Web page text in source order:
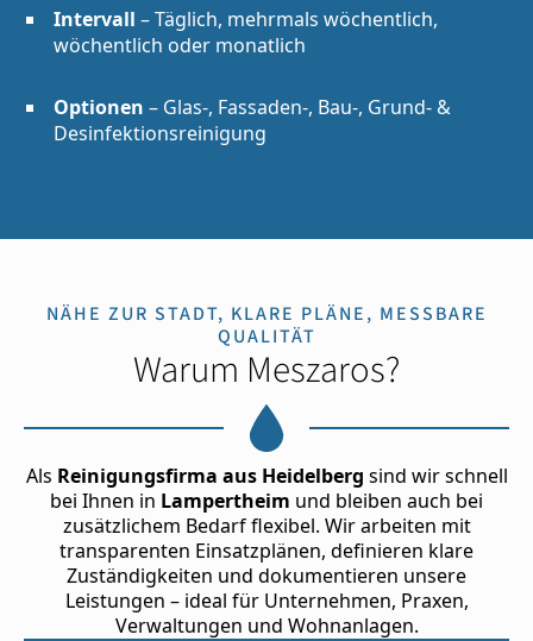
Intervall – Täglich, mehrmals wöchentlich,
wöchentlich oder monatlich
Optionen – Glas-, Fassaden-, Bau-, Grund- &
Desinfektionsreinigung
NÄHE ZUR STADT, KLARE PLÄNE, MESSBARE
QUALITÄT
Warum Meszaros?
Als Reinigungsfirma aus Heidelberg sind wir schnell
bei Ihnen in Lampertheim und bleiben auch bei
zusätzlichem Bedarf flexibel. Wir arbeiten mit
transparenten Einsatzplänen, definieren klare
Zuständigkeiten und dokumentieren unsere
Leistungen – ideal für Unternehmen, Praxen,
Verwaltungen und Wohnanlagen.